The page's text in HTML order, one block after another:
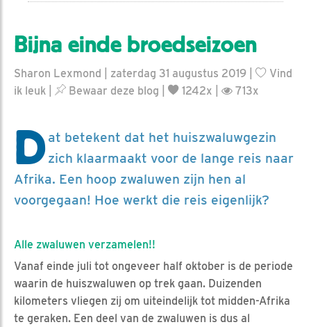
Bijna einde broedseizoen
Sharon Lexmond | zaterdag 31 augustus 2019 |
Vind
ik leuk
Bewaar deze blog 1242x | 713x
Dat betekent dat het huiszwaluwgezin
zich klaarmaakt voor de lange reis naar
Afrika. Een hoop zwaluwen zijn hen al
voorgegaan! Hoe werkt die reis eigenlijk?
Alle zwaluwen verzamelen!!
Vanaf einde juli tot ongeveer half oktober is de periode
waarin de huiszwaluwen op trek gaan. Duizenden
kilometers vliegen zij om uiteindelijk tot midden-Afrika
te geraken. Een deel van de zwaluwen is dus al